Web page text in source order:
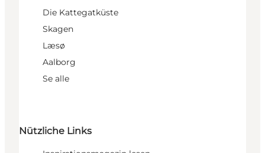
Die Kattegatküste
Skagen
Læsø
Aalborg
Se alle
Nützliche Links